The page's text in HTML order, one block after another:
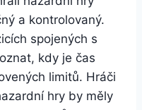
a kontrolovaný.
spojených s
kdy je čas
limitů. Hráči
hry by měly